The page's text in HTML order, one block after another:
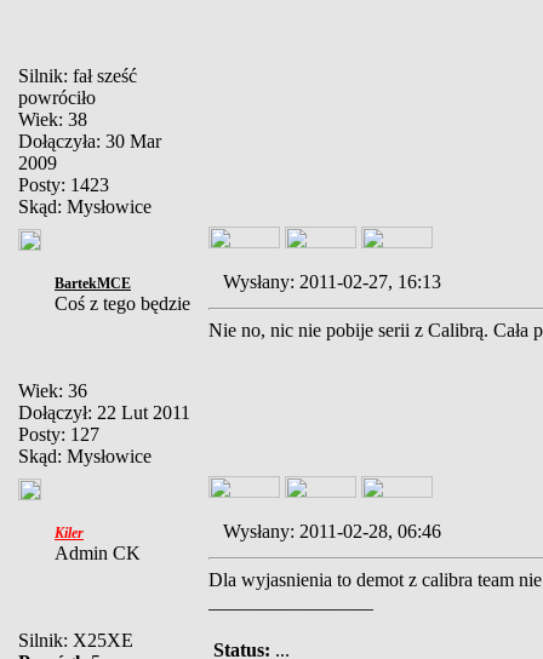
Silnik: fał sześć
powróciło
Wiek: 38
Dołączyła: 30 Mar
2009
Posty: 1423
Skąd: Mysłowice
BartekMCE
Coś z tego będzie
Wiek: 36
Dołączył: 22 Lut 2011
Posty: 127
Skąd: Mysłowice
Wysłany: 2011-02-27, 16:13
Nie no, nic nie pobije serii z Calibrą. Cała
Kiler
Admin CK
Silnik: X25XE
Wysłany: 2011-02-28, 06:46
Dla wyjasnienia to demot z calibra team
Status: ...